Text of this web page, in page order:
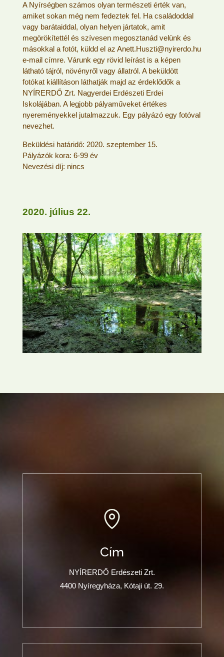
A Nyírségben számos olyan természeti érték van,
amiket sokan még nem fedeztek fel. Ha családoddal
vagy barátaiddal, olyan helyen jártatok, amit
megörökítettél és szívesen megosztanád velünk és
másokkal a fotót, küldd el az Anett.Huszti@nyirerdo.hu
e-mail címre. Várunk egy rövid leírást is a képen
látható tájról, növényről vagy állatról. A beküldött
fotókat kiállításon láthatják majd az érdeklődők a
NYÍRERDŐ Zrt. Nagyerdei Erdészeti Erdei
Iskolájában. A legjobb pályaműveket értékes
nyereményekkel jutalmazzuk. Egy pályázó egy fotóval
nevezhet.
Beküldési határidő: 2020. szeptember 15.
Pályázók kora: 6-99 év
Nevezési díj: nincs
2020. július 22.
Cím
NYÍRERDŐ Erdészeti Zrt.
4400 Nyíregyháza, Kótaji út. 29.